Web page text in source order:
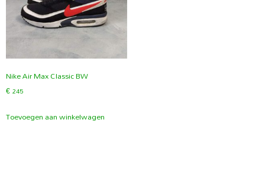
Nike Air Max Classic BW
€245
Toevoegen aan winkelwagen